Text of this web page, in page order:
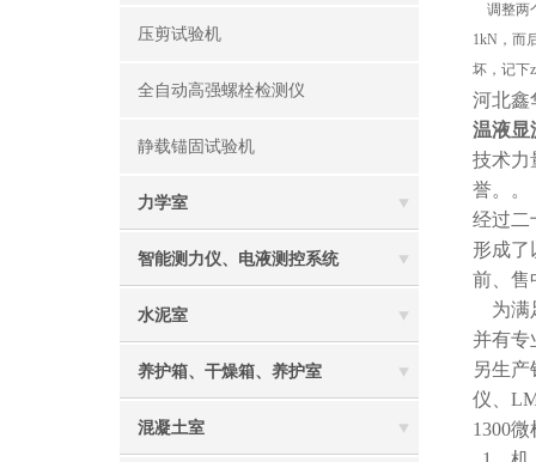
压剪试验机
全自动高强螺栓检测仪
静载锚固试验机
力学室
智能测力仪、电液测控系统
水泥室
养护箱、干燥箱、养护室
混凝土室
调整两
1kN，而
坏，记下
河北鑫
温液显
技术力
誉。。
经过二
形成了
前、售
为满
并有专
另生产
仪、
1300